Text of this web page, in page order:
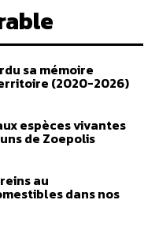
sa mémoire
(2020-2026)
espèces vivantes
de Zoepolis
au
dans nos